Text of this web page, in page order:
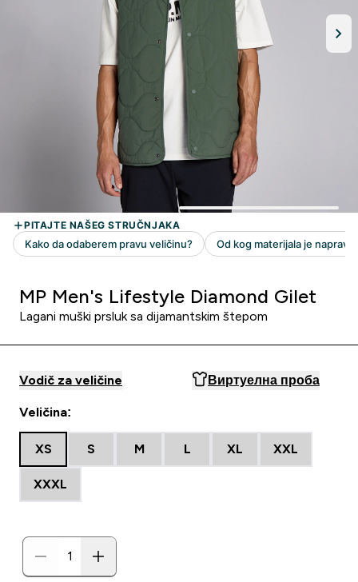
MP Men's Lifestyle Diamond Gilet
Lagani muški prsluk sa dijamantskim štepom
Vodič za veličine Виртуелна проба
Veličina:
XS S M L XL XXL
XXXL